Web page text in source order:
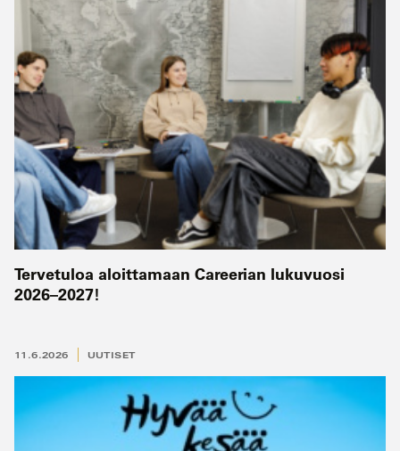
Tervetuloa aloittamaan Careerian lukuvuosi
2026–2027!
11.6.2026 UUTISET